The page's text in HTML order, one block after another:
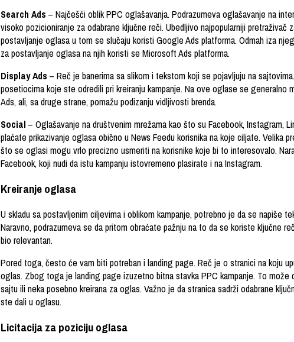
Search Ads – Najčešći oblik PPC oglašavanja. Podrazumeva oglašavanje na
visoko pozicioniranje za odabrane ključne reči. Ubedljivo najpopularniji
postavljanje oglasa u tom se slučaju koristi Google Ads platforma. Odmah iza
za postavljanje oglasa na njih koristi se Microsoft Ads platforma.
Display Ads – Reč je banerima sa slikom i tekstom koji se pojavljuju na
posetiocima koje ste odredili pri kreiranju kampanje. Na ove oglase se generalno
Ads, ali, sa druge strane, pomažu podizanju vidljivosti brenda.
Social – Oglašavanje na društvenim mrežama kao što su Facebook, Instagram,
plaćate prikazivanje oglasa obično u News Feedu korisnika na koje ciljate. Velika
što se oglasi mogu vrlo precizno usmeriti na korisnike koje bi to interesovalo.
Facebook, koji nudi da istu kampanju istovremeno plasirate i na Instagram.
Kreiranje oglasa
U skladu sa postavljenim ciljevima i oblikom kampanje, potrebno je da se napiše
Naravno, podrazumeva se da pritom obraćate pažnju na to da se koriste ključne
bio relevantan.
Pored toga, često će vam biti potreban i landing page. Reč je o stranici na koju
oglas. Zbog toga je landing page izuzetno bitna stavka PPC kampanje. To može
sajtu ili neka posebno kreirana za oglas. Važno je da stranica sadrži odabrane
ste dali u oglasu.
Licitacija za poziciju oglasa